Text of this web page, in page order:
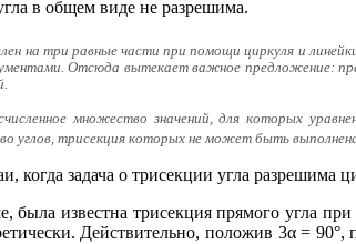
в общем виде не разрешима.
на три равные части при помощи циркуля и
Отсюда вытекает важное предложение:
множество значений, для которых
углов, трисекция которых не может быть
когда задача о трисекции угла разрешима
была известна трисекция прямого угла
Действительно, положив 3α =